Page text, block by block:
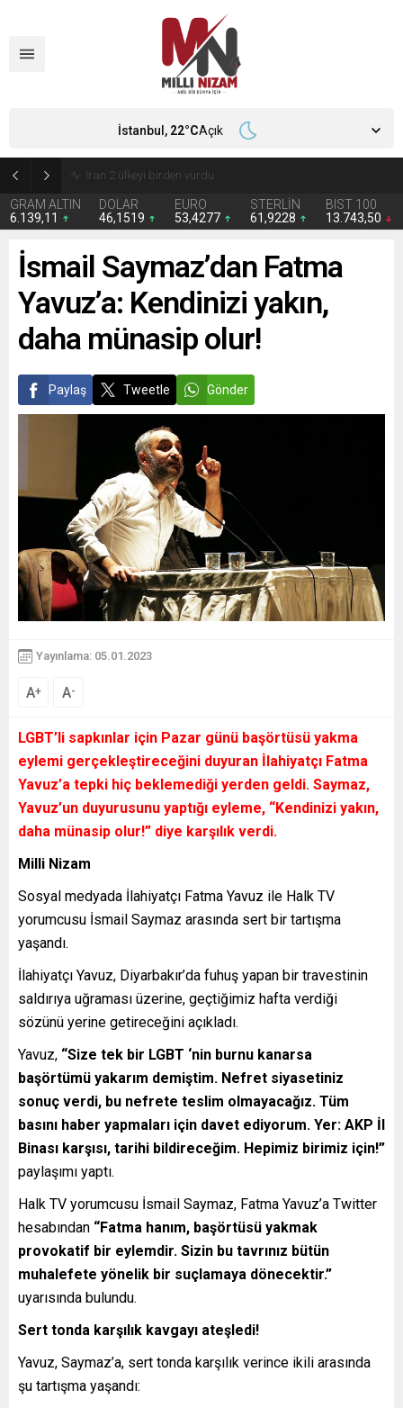
İran 2 ülkeyi birden vurdu
GRAM ALTIN
6.139,11
DOLAR
46,1519
EURO
53,4277
STERLİN
61,9228
BIST 100
13.743,50
İstanbul, 22°CAçık
İsmail Saymaz’dan Fatma
Yavuz’a: Kendinizi yakın,
daha münasip olur!
Paylaş Tweetle Gönder
Yayınlama: 05.01.2023
A+ A-
LGBT’li sapkınlar için Pazar günü başörtüsü yakma
eylemi gerçekleştireceğini duyuran İlahiyatçı Fatma
Yavuz’a tepki hiç beklemediği yerden geldi. Saymaz,
Yavuz’un duyurusunu yaptığı eyleme, “Kendinizi yakın,
daha münasip olur!” diye karşılık verdi.
Milli Nizam
Sosyal medyada İlahiyatçı Fatma Yavuz ile Halk TV
yorumcusu İsmail Saymaz arasında sert bir tartışma
yaşandı.
İlahiyatçı Yavuz, Diyarbakır’da fuhuş yapan bir travestinin
saldırıya uğraması üzerine, geçtiğimiz hafta verdiği
sözünü yerine getireceğini açıkladı.
Yavuz, “Size tek bir LGBT ‘nin burnu kanarsa
başörtümü yakarım demiştim. Nefret siyasetiniz
sonuç verdi, bu nefrete teslim olmayacağız. Tüm
basını haber yapmaları için davet ediyorum. Yer: AKP İl
Binası karşısı, tarihi bildireceğim. Hepimiz birimiz için!”
paylaşımı yaptı.
Halk TV yorumcusu İsmail Saymaz, Fatma Yavuz’a Twitter
hesabından “Fatma hanım, başörtüsü yakmak
provokatif bir eylemdir. Sizin bu tavrınız bütün
muhalefete yönelik bir suçlamaya dönecektir.”
uyarısında bulundu.
Sert tonda karşılık kavgayı ateşledi!
Yavuz, Saymaz’a, sert tonda karşılık verince ikili arasında
şu tartışma yaşandı: